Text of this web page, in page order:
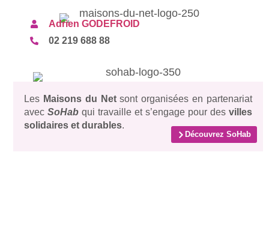
Adrien GODEFROID
02 219 688 88
Les Maisons du Netsont organisées en partenariat
avec SoHab qui travaille et s’engage pour des villes
solidaires et durables.
Découvrez SoHab